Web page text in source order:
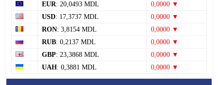
EUR: 20,0493 MDL
0,0000 ▼
USD: 17,3737 MDL
0,0000 ▼
RON: 3,8154 MDL
0,0000 ▼
RUB: 0,2137 MDL
0,0000 ▼
GBP: 23,3868 MDL
0,0000 ▼
UAH: 0,3881 MDL 0,0000 ▼